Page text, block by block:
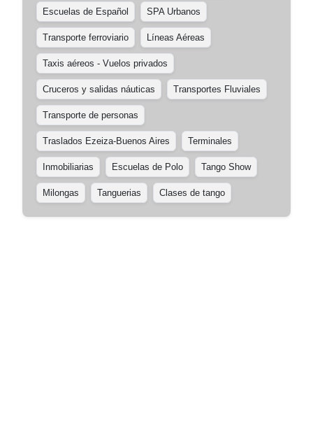
Escuelas de Español SPA Urbanos
Transporte ferroviario Líneas Aéreas
Taxis aéreos - Vuelos privados
Cruceros y salidas náuticas Transportes Fluviales
Transporte de personas
Traslados Ezeiza-Buenos Aires Terminales
Inmobiliarias Escuelas de Polo Tango Show
Milongas Tanguerias Clases de tango